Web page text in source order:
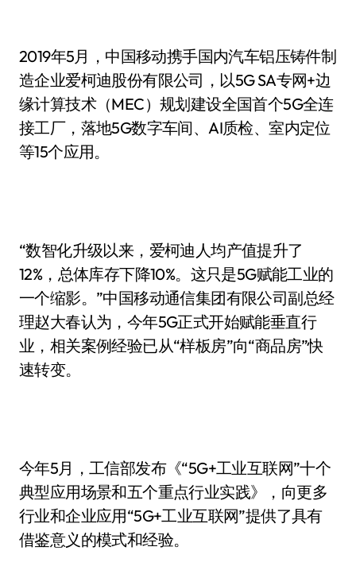
2019年5月，中国移动携手国内汽车铝压铸件制
造企业爱柯迪股份有限公司，以5G SA专网+边
缘计算技术（MEC）规划建设全国首个5G全连
接工厂，落地5G数字车间、AI质检、室内定位
等15个应用。
“数智化升级以来，爱柯迪人均产值提升了
12%，总体库存下降10%。这只是5G赋能工业的
一个缩影。”中国移动通信集团有限公司副总经
理赵大春认为，今年5G正式开始赋能垂直行
业，相关案例经验已从“样板房”向“商品房”快
速转变。
今年5月，工信部发布《“5G+工业互联网”十个
典型应用场景和五个重点行业实践》，向更多
行业和企业应用“5G+工业互联网”提供了具有
借鉴意义的模式和经验。